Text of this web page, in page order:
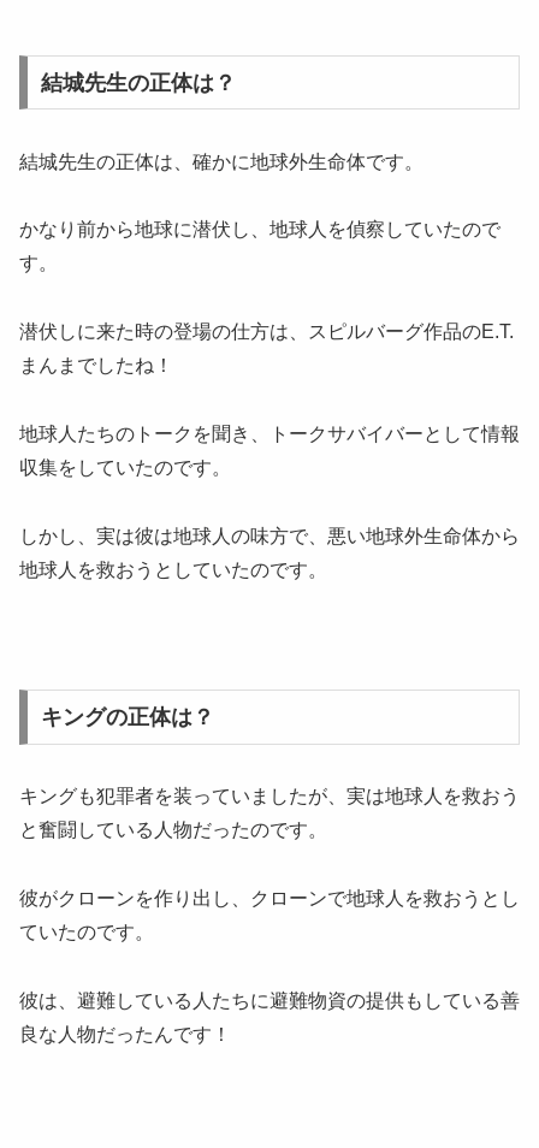
結城先生の正体は？
結城先生の正体は、確かに地球外生命体です。
かなり前から地球に潜伏し、地球人を偵察していたので
す。
潜伏しに来た時の登場の仕方は、スピルバーグ作品のE.T.
まんまでしたね！
地球人たちのトークを聞き、トークサバイバーとして情報
収集をしていたのです。
しかし、実は彼は地球人の味方で、悪い地球外生命体から
地球人を救おうとしていたのです。
キングの正体は？
キングも犯罪者を装っていましたが、実は地球人を救おう
と奮闘している人物だったのです。
彼がクローンを作り出し、クローンで地球人を救おうとし
ていたのです。
彼は、避難している人たちに避難物資の提供もしている善
良な人物だったんです！